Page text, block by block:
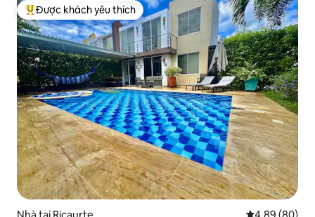
Được khách yêu thích nhất
Được khách yêu thích
Nhà tại Ricaurte Xếp hạng
4,89 (80)